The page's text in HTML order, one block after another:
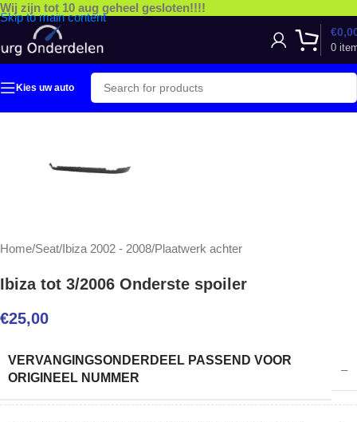
Skip to main content
Wij zijn tot 10 aug geheel gesloten!!!!
0
€
Kies uw auto
Home/Seat/Ibiza 2002 - 2008/Plaatwerk achter
Ibiza tot 3/2006 Onderste spoiler
€25,00
VERVANGINGSONDERDEEL PASSEND VOOR
ORIGINEEL NUMMER
–